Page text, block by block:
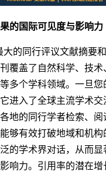
的国际可见度与影响力
大的同行评议文献摘要
覆盖了自然科学、技术
多个学科领域。一旦
进入了全球主流学术
地的同行学者检索、阅
够有效打破地域和机构
的学术界对话，从而显
响力。引用率的潜在